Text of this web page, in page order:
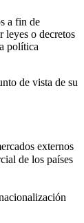
a fin de
leyes o decretos
política
de vista de su
externos
de los países